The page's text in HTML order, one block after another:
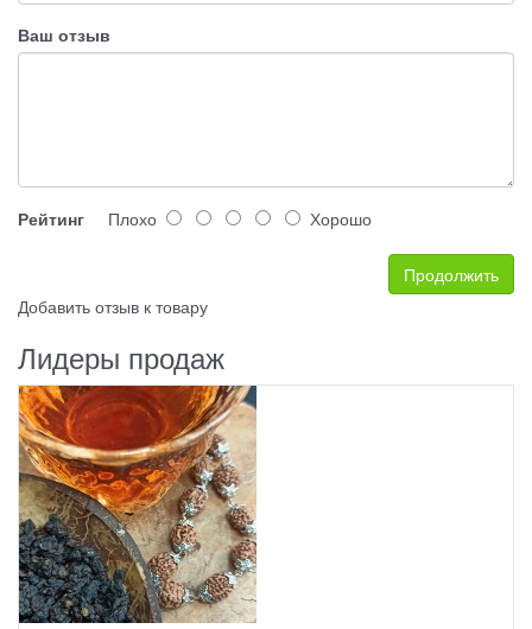
Ваш отзыв
Рейтинг Плохо Хорошо
Продолжить
Добавить отзыв к товару
Лидеры продаж